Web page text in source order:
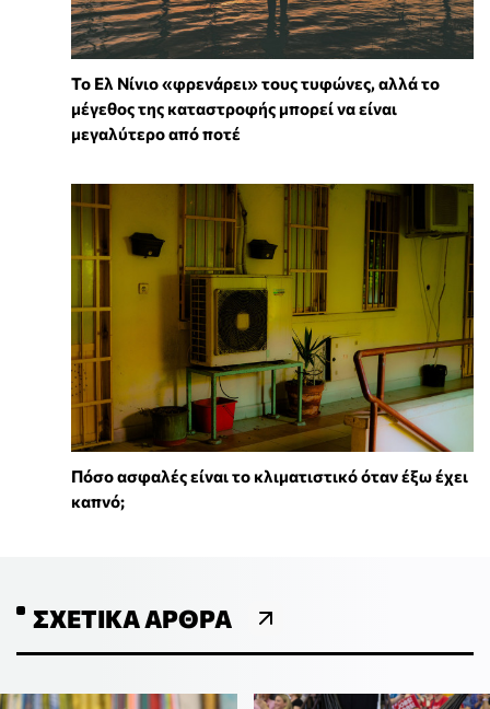
Το Ελ Νίνιο «φρενάρει» τους τυφώνες, αλλά το
μέγεθος της καταστροφής μπορεί να είναι
μεγαλύτερο από ποτέ
Πόσο ασφαλές είναι το κλιματιστικό όταν έξω έχει
καπνό;
ΣΧΕΤΙΚΆ ΆΡΘΡΑ